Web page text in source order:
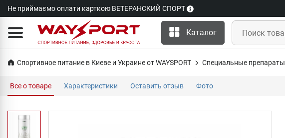
Не приймаємо оплати карткою ВЕТЕРАНСКИЙ СПОРТ
Каталог
Спортивное питание в Киеве и Украине от WAYSPORT Специальные препараты
Все о товаре Характеристики Оставить отзыв Фото